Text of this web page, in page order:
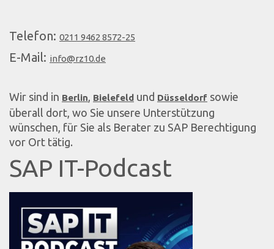
Telefon: 0211 9462 8572-25
E-Mail: info@rz10.de
Wir sind in Berlin Bielefeld und Düsseldorf sowie
überall dort, wo Sie unsere Unterstützung
wünschen, für Sie als Berater zu SAP Berechtigung
vor Ort tätig.
SAP IT-Podcast